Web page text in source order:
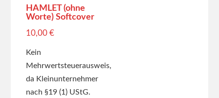
HAMLET (ohne
Worte) Softcover
10,00 €
Kein
Mehrwertsteuerausweis,
da Kleinunternehmer
nach §19 (1) UStG.